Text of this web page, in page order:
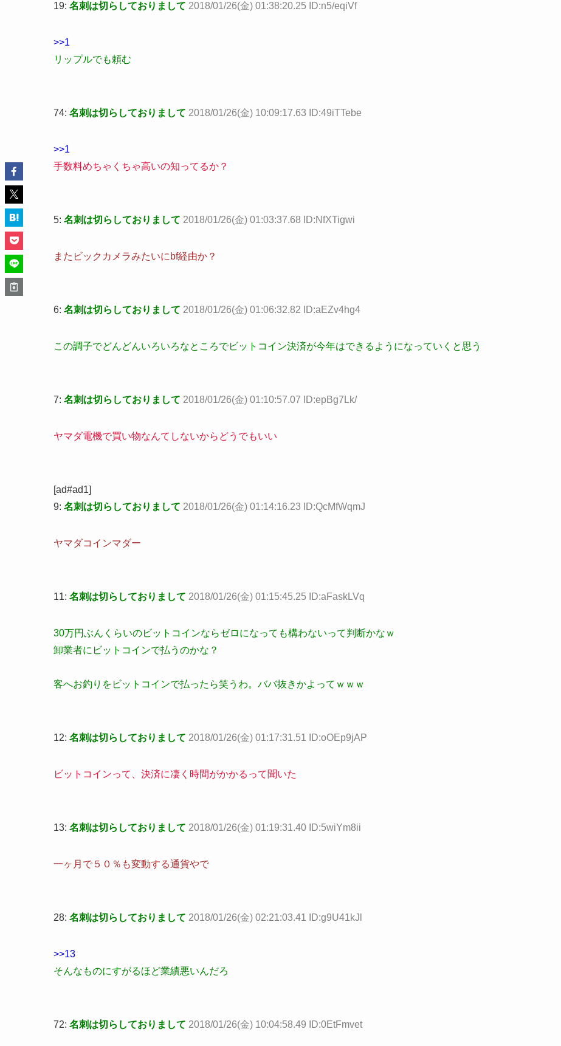
19: 名刺は切らしておりまして 2018/01/26(金) 01:38:20.25 ID:n5/eqiVf
>>1
リップルでも頼む
74: 名刺は切らしておりまして 2018/01/26(金) 10:09:17.63 ID:49iTTebe
>>1
手数料めちゃくちゃ高いの知ってるか？
5: 名刺は切らしておりまして 2018/01/26(金) 01:03:37.68 ID:NfXTigwi
またビックカメラみたいにbf経由か？
6: 名刺は切らしておりまして 2018/01/26(金) 01:06:32.82 ID:aEZv4hg4
この調子でどんどんいろいろなところでビットコイン決済が今年はできるようになっていくと思う
7: 名刺は切らしておりまして 2018/01/26(金) 01:10:57.07 ID:epBg7Lk/
ヤマダ電機で買い物なんてしないからどうでもいい
[ad#ad1]
9: 名刺は切らしておりまして 2018/01/26(金) 01:14:16.23 ID:QcMfWqmJ
ヤマダコインマダー
11: 名刺は切らしておりまして 2018/01/26(金) 01:15:45.25 ID:aFaskLVq
30万円ぶんくらいのビットコインならゼロになっても構わないって判断かなｗ
卸業者にビットコインで払うのかな？
客へお釣りをビットコインで払ったら笑うわ。ババ抜きかよってｗｗｗ
12: 名刺は切らしておりまして 2018/01/26(金) 01:17:31.51 ID:oOEp9jAP
ビットコインって、決済に凄く時間がかかるって聞いた
13: 名刺は切らしておりまして 2018/01/26(金) 01:19:31.40 ID:5wiYm8ii
一ヶ月で５０％も変動する通貨やで
28: 名刺は切らしておりまして 2018/01/26(金) 02:21:03.41 ID:g9U41kJl
>>13
そんなものにすがるほど業績悪いんだろ
72: 名刺は切らしておりまして 2018/01/26(金) 10:04:58.49 ID:0EtFmvet